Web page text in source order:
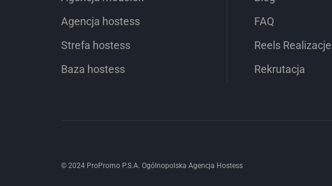
Agencja hostess
Strefa hostess
Baza hostess
FAQ
Reels Realizacje
Rekrutacja
© 2024 ProPromo P.S.A. Ogólnopolska Agencja Hostess